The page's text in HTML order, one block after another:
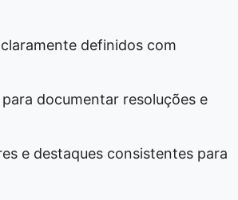
definidos com
documentar resoluções e
e destaques consistentes para